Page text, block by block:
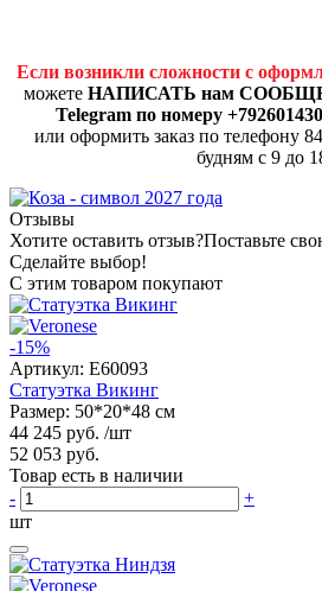
Если возникли сложности с
можете НАПИСАТЬ нам
Telegram по номеру
или оформить заказ по телефону
будням с 9 до
Отзывы
Хотите оставить отзыв?Поставьте
Сделайте выбор!
С этим товаром покупают
-15%
Артикул: E60093
Статуэтка Викинг
Размер: 50*20*48 см
44 245 руб. /шт
52 053 руб.
Товар есть в наличии
-
+
шт